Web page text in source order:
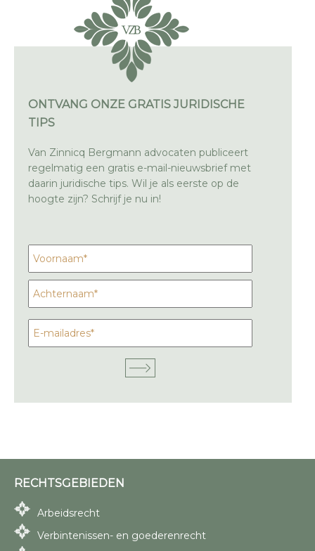
ONTVANG ONZE GRATIS JURIDISCHE
TIPS
Van Zinnicq Bergmann advocaten publiceert
regelmatig een gratis e-mail-nieuwsbrief met
daarin juridische tips. Wil je als eerste op de
hoogte zijn? Schrijf je nu in!
RECHTSGEBIEDEN
Arbeidsrecht
Verbintenissen- en goederenrecht